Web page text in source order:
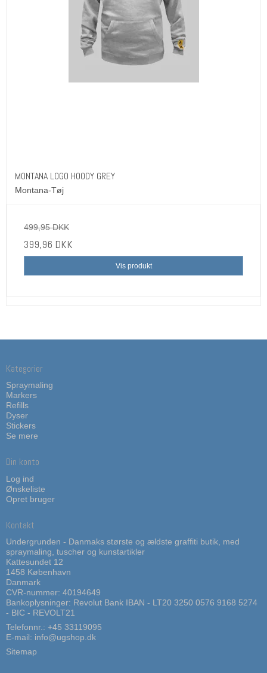
MONTANA LOGO HOODY GREY
Montana-Tøj
499,95 DKK
399,96 DKK
Vis produkt
Kategorier
Spraymaling
Markers
Refills
Dyser
Stickers
Se mere
Din konto
Log ind
Ønskeliste
Opret bruger
Kontakt
Undergrunden - Danmaks største og ældste graffiti butik, med
spraymaling, tuscher og kunstartikler
Kattesundet 12
1458 København
Danmark
CVR-nummer: 40194649
Bankoplysninger: Revolut Bank IBAN - LT20 3250 0576 9168 5274
- BIC - REVOLT21
Telefonnr.: +45 33119095
E-mail: info@ugshop.dk
Sitemap